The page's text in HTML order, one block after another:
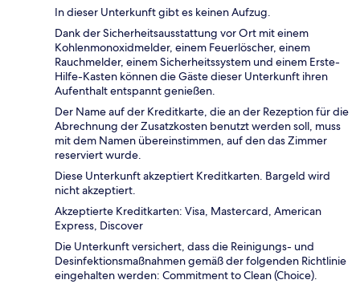
In dieser Unterkunft gibt es keinen Aufzug.
Dank der Sicherheitsausstattung vor Ort mit einem
Kohlenmonoxidmelder, einem Feuerlöscher, einem
Rauchmelder, einem Sicherheitssystem und einem Erste-
Hilfe-Kasten können die Gäste dieser Unterkunft ihren
Aufenthalt entspannt genießen.
Der Name auf der Kreditkarte, die an der Rezeption für die
Abrechnung der Zusatzkosten benutzt werden soll, muss
mit dem Namen übereinstimmen, auf den das Zimmer
reserviert wurde.
Diese Unterkunft akzeptiert Kreditkarten. Bargeld wird
nicht akzeptiert.
Akzeptierte Kreditkarten: Visa, Mastercard, American
Express, Discover
Die Unterkunft versichert, dass die Reinigungs- und
Desinfektionsmaßnahmen gemäß der folgenden Richtlinie
eingehalten werden: Commitment to Clean (Choice).